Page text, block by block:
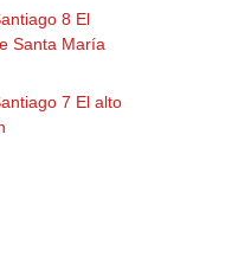
8 El
Santa María
7 El alto